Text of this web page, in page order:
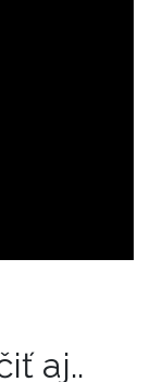
aj..